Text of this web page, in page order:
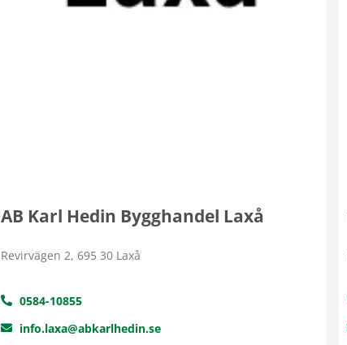
AB Karl Hedin Bygghandel Laxå
Revirvägen 2, 695 30 Laxå
0584-10855
info.laxa@abkarlhedin.se